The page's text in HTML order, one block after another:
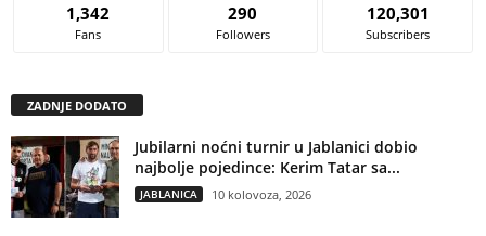
1,342
Fans
290
Followers
120,301
Subscribers
ZADNJE DODATO
Jubilarni noćni turnir u Jablanici dobio
najbolje pojedince: Kerim Tatar sa...
JABLANICA 10 kolovoza, 2026